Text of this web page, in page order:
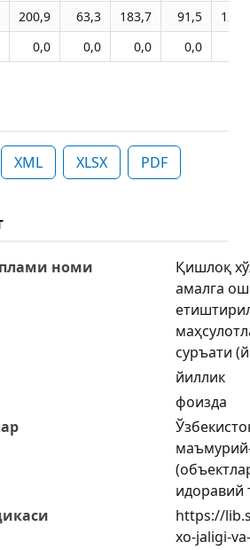
200,9 63,3 183,7 91,5
0,0 0,0 0,0 0,0
XML XLSX PDF
номи
Қишлоқ
амалга
суръати
йиллик
фоизда
идоравий
https://
xo-jaligi-